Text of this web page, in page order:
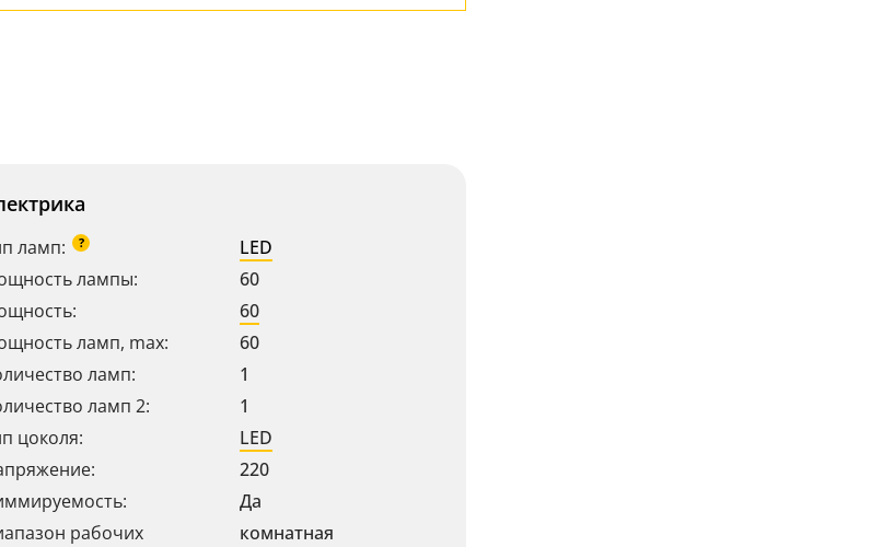
ламп: ?
LED
лампы:
60
60
ламп, max:
60
ламп:
1
ламп 2:
1
цоколя:
LED
220
Да
рабочих
комнатная